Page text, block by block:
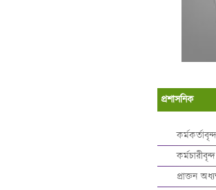
প্রশাসনিক
কর্মকর্তাবৃন্দ
কর্মচারীবৃন্দ
প্রাক্তন